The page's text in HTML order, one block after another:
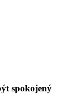
spokojený